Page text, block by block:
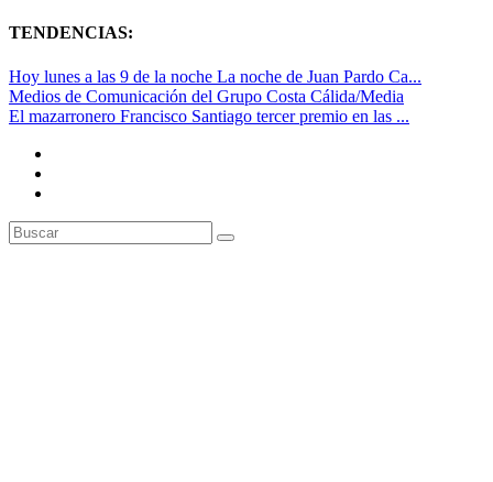
TENDENCIAS:
Hoy lunes a las 9 de la noche La noche de Juan Pardo Ca...
Medios de Comunicación del Grupo Costa Cálida/Media
El mazarronero Francisco Santiago tercer premio en las ...